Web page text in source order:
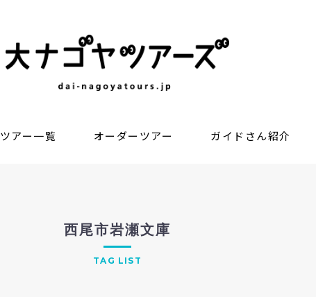
ツアー一覧 オーダーツアー ガイドさん紹介
西尾市岩瀬文庫
TAG LIST